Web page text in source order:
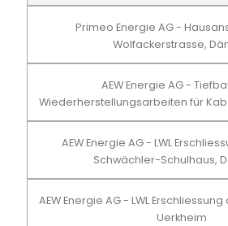
Primeo Energie AG -
Wolfackerstrasse,
AEW Energie AG -
Wiederherstellungsarbeiten für
AEW Energie AG - LWL
Schwächler-Schulhaus,
AEW Energie AG - LWL
Uerkheim